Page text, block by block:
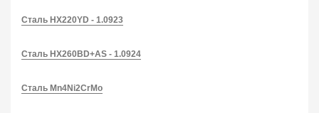
Сталь HX220YD - 1.0923
Сталь HX260BD+AS - 1.0924
Сталь Mn4Ni2CrMo